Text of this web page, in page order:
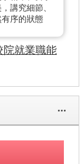
講究細節、
有序的狀態
院就業職能
了解
了解
了解
更多
更多